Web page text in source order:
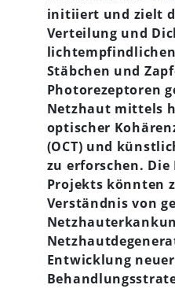
initiiert und zielt
Verteilung und
Stäbchen und
Photorezeptoren
Netzhaut mittels
optischer
(OCT) und
zu erforschen. Die
Projekts könnten
Verständnis von
Entwicklung